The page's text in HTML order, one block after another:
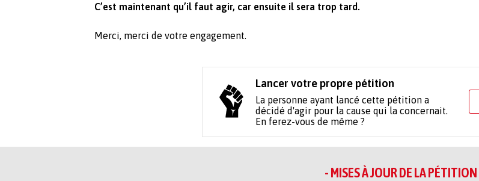
C’est maintenant qu’il faut agir, car ensuite il sera trop tard.
Merci, merci de votre engagement.
Lancer votre propre pétition
La personne ayant lancé cette pétition a
décidé d'agir pour la cause qui la concernait.
En ferez-vous de même ?
- MISES À JOUR DE LA